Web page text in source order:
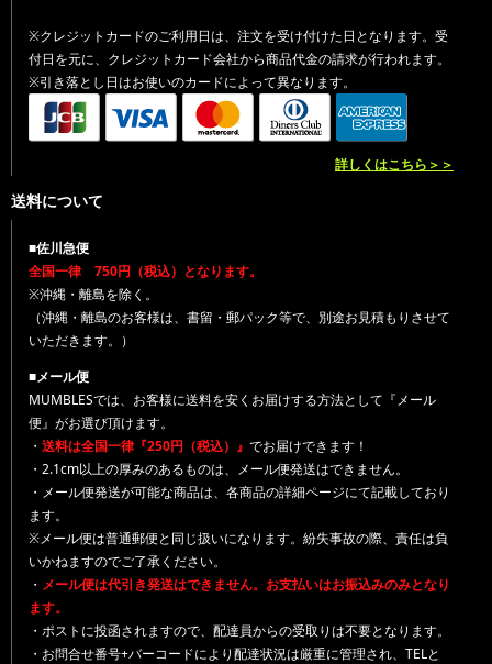
※クレジットカードのご利用日は、注文を受け付けた日となります。受
付日を元に、クレジットカード会社から商品代金の請求が行われます。
※引き落とし日はお使いのカードによって異なります。
詳しくはこちら＞＞
送料について
■佐川急便
全国一律 750円（税込）となります。
※沖縄・離島を除く。
（沖縄・離島のお客様は、書留・郵パック等で、別途お見積もりさせて
いただきます。）
■メール便
MUMBLESでは、お客様に送料を安くお届けする方法として『メール
便』がお選び頂けます。
・ 送料は全国一律『250円（税込）』 でお届けできます！
・2.1cm以上の厚みのあるものは、メール便発送はできません。
・メール便発送が可能な商品は、各商品の詳細ページにて記載しており
ます。
※メール便は普通郵便と同じ扱いになります。紛失事故の際、責任は負
いかねますのでご了承ください。
・ メール便は代引き発送はできません。お支払いはお振込みのみとなり
ます。
・ポストに投函されますので、配達員からの受取りは不要となります。
・お問合せ番号+バーコードにより配達状況は厳重に管理され、TELと